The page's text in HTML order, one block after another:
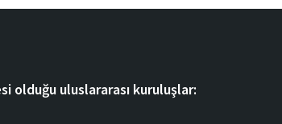
olduğu uluslararası kuruluşlar: